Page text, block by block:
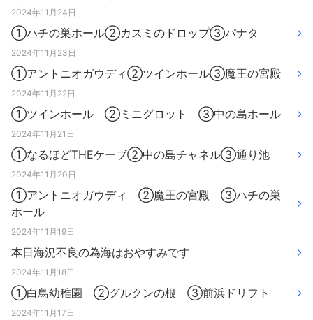
2024年11月24日
①ハチの巣ホール②カスミのドロップ③パナタ
2024年11月23日
①アントニオガウディ②ツインホール③魔王の宮殿
2024年11月22日
①ツインホール ②ミニグロット ③中の島ホール
2024年11月21日
①なるほどTHEケーブ②中の島チャネル③通り池
2024年11月20日
①アントニオガウディ ②魔王の宮殿 ③ハチの巣
ホール
2024年11月19日
本日海況不良の為海はおやすみです
2024年11月18日
①白鳥幼稚園 ②グルクンの根 ③前浜ドリフト
2024年11月17日